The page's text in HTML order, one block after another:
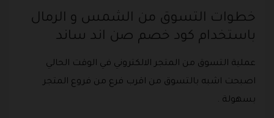
خطوات التسوق من الشمس و الرمال
باستخدام كود خصم صن اند ساند
عملية التسوق من المتجر الالكتروني في الوقت الحالي
اصبحت اشبه بالتسوق من اقرب فرع من فروع المتجر
بسهولة .